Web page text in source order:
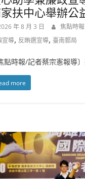
扶中心舉辦公
年 8 月 3 日 焦點時報
宣導, 反賄選宣導, 臺南郵局
焦點時報/記者蔡宗憲報導
more